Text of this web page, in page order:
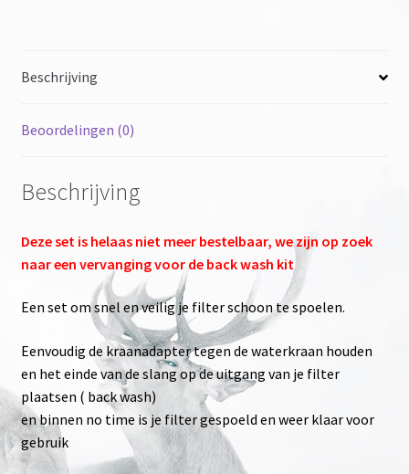
Beschrijving
Beoordelingen (0)
Beschrijving
Deze set is helaas niet meer bestelbaar, we zijn op zoek
naar een vervanging voor de back wash kit
Een set om snel en veilig je filter schoon te spoelen.
Eenvoudig de kraanadapter tegen de waterkraan houden
en het einde van de slang op de uitgang van je filter
plaatsen ( back wash)
en binnen no time is je filter gespoeld en weer klaar voor
gebruik